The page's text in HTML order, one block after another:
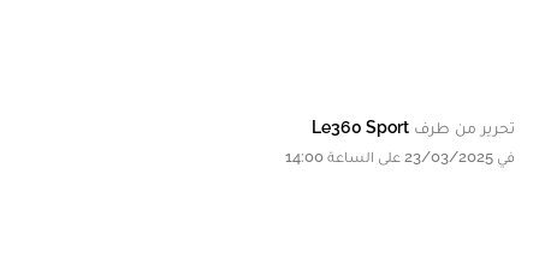
تحرير من طرف Le360 Sport
في 23/03/2025 على الساعة 14:00